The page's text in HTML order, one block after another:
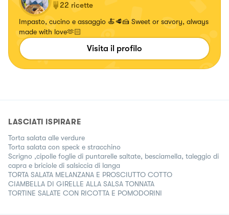
22 ricette
Impasto, cucino e assaggio 🍝🥩🍰 Sweet or savory, always
made with love🫶🏻
Visita il profilo
LASCIATI ISPIRARE
Torta salata alle verdure
Torta salata con speck e stracchino
Scrigno ,cipolle foglie di puntarelle saltate, besciamella, taleggio di
capra e briciole di salsiccia di langa
TORTA SALATA MELANZANA E PROSCIUTTO COTTO
CIAMBELLA DI GIRELLE ALLA SALSA TONNATA
TORTINE SALATE CON RICOTTA E POMODORINI